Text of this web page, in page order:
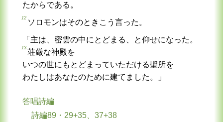
たからである。
12
ソロモンはそのときこう言った。
「主は、密雲の中にとどまる、と仰せになった。
13
荘厳な神殿を
いつの世にもとどまっていただける聖所を
わたしはあなたのために建てました。」
答唱詩編
詩編89・29+35、37+38